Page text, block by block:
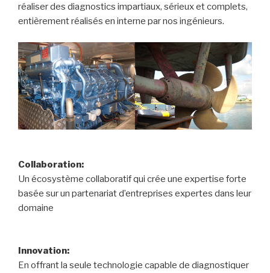
réaliser des diagnostics impartiaux, sérieux et complets,
entièrement réalisés en interne par nos ingénieurs.
Collaboration:
Un écosystème collaboratif qui crée une expertise forte
basée sur un partenariat d’entreprises expertes dans leur
domaine
Innovation:
En offrant la seule technologie capable de diagnostiquer